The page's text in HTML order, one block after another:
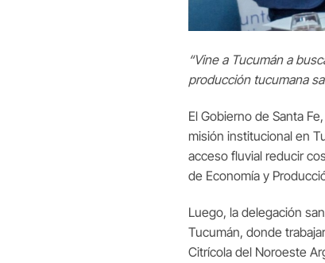
“Vine a Tucumán a
producción tucumana
El Gobierno de Santa
misión institucional en
acceso fluvial reducir
de Economía y
Luego, la delegación
Tucumán, donde
Citrícola del Noroeste